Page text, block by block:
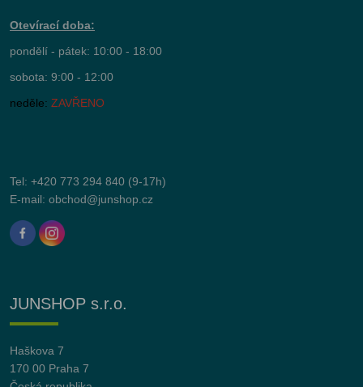
Otevírací doba:
pondělí - pátek: 10:00 - 18:00
sobota: 9:00 - 12:00
neděle: ZAVŘENO
Tel: +420 773 294 840 (9-17h)
E-mail: obchod@junshop.cz
JUNSHOP s.r.o.
Haškova 7
170 00 Praha 7